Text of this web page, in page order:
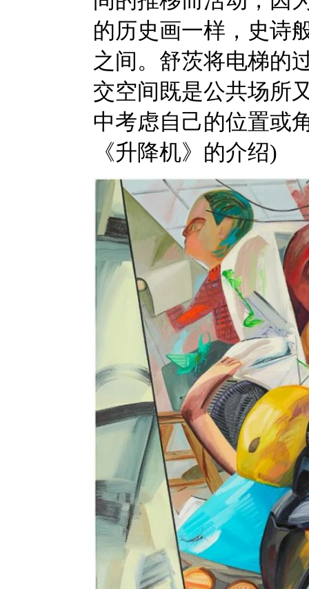
的历史画一样，史诗
之间。舒茨将电梯的
交空间既是公共场所
中考虑自己的位置或
《升降机》的介绍)